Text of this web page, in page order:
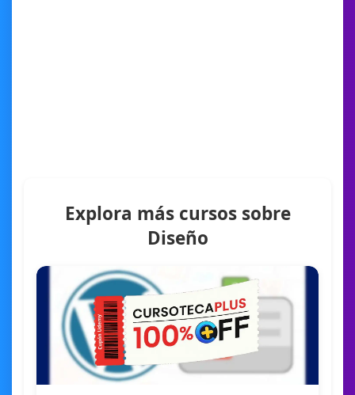
Explora más cursos sobre
Diseño